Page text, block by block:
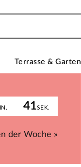
Terrasse & Garten
41SEK.
der Woche »